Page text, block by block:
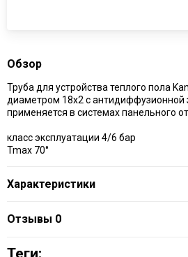
Обзор
Труба для устройства теплого пола
диаметром 18х2 с антидиффузионной
применяется в системах панельного
класс эксплуатации 4/6 бар
Tmax 70°
Характеристики
Отзывы 0